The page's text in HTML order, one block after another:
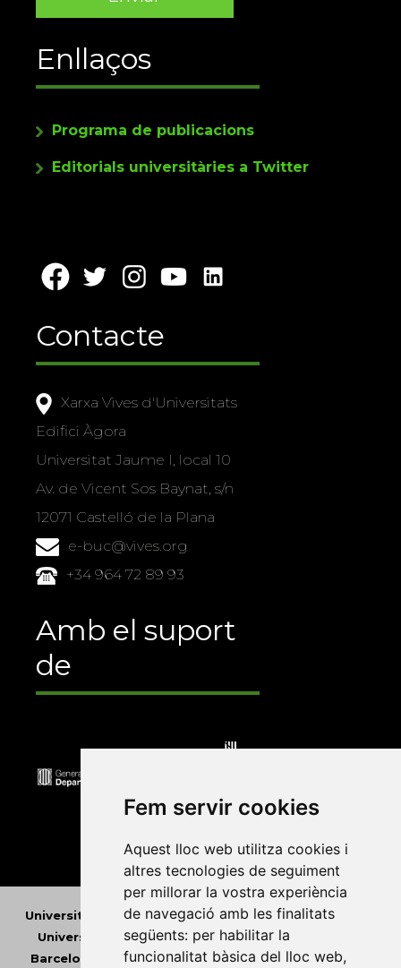
Fem servir cookies
Aquest lloc web utilitza cookies i
altres tecnologies de seguiment
per millorar la vostra experiència
de navegació amb les finalitats
següents: per habilitar la
funcionalitat bàsica del lloc web,
Enllaços
Programa de publicacions
Editorials universitàries a Twitter
Contacte
Xarxa Vives d'Universitats
Edifici Àgora
Universitat Jaume I, local 10
Av. de Vicent Sos Baynat, s/n
12071 Castelló de la Plana
e-buc@vives.org
+34 964 72 89 93
Amb el suport
de
Universitat Abat Oliba CEU•Universitat d'Alacant
Universitat d'Andorra•Universitat Autònoma de
Barcelona
Universitat de Barcelona •Universitat